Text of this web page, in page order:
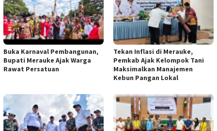
Buka Karnaval Pembangunan,
Bupati Merauke Ajak Warga
Rawat Persatuan
Tekan Inflasi di Merauke,
Pemkab Ajak Kelompok Tani
Maksimalkan Manajemen
Kebun Pangan Lokal